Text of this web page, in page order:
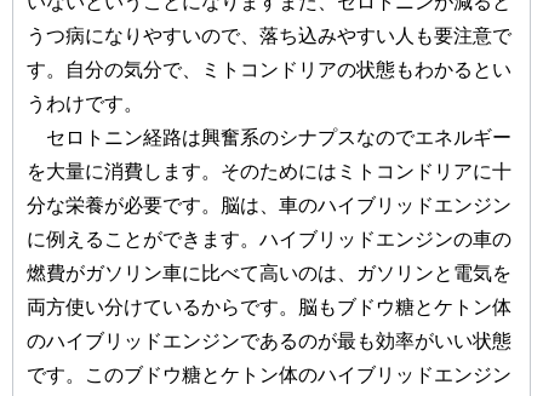
うつ病になりやすいので、落ち込みやすい人も要注意で
す。自分の気分で、ミトコンドリアの状態もわかるとい
うわけです。
セロトニン経路は興奮系のシナプスなのでエネルギー
を大量に消費します。そのためにはミトコンドリアに十
分な栄養が必要です。脳は、車のハイブリッドエンジン
に例えることができます。ハイブリッドエンジンの車の
燃費がガソリン車に比べて高いのは、ガソリンと電気を
両方使い分けているからです。脳もブドウ糖とケトン体
のハイブリッドエンジンであるのが最も効率がいい状態
です。このブドウ糖とケトン体のハイブリッドエンジン